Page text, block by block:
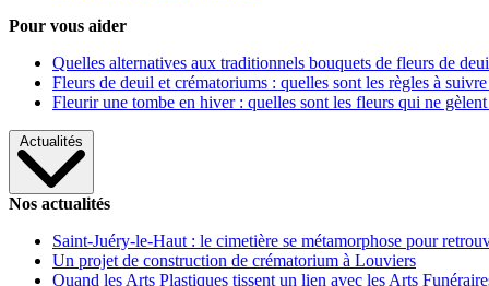
Pour vous aider
Quelles alternatives aux traditionnels bouquets de fleurs de
Fleurs de deuil et crématoriums : quelles sont les règles à
Fleurir une tombe en hiver : quelles sont les fleurs qui ne gèlent
Actualités
Nos actualités
Saint-Juéry-le-Haut : le cimetière se métamorphose pour
Un projet de construction de crématorium à Louviers
Quand les Arts Plastiques tissent un lien avec les Arts